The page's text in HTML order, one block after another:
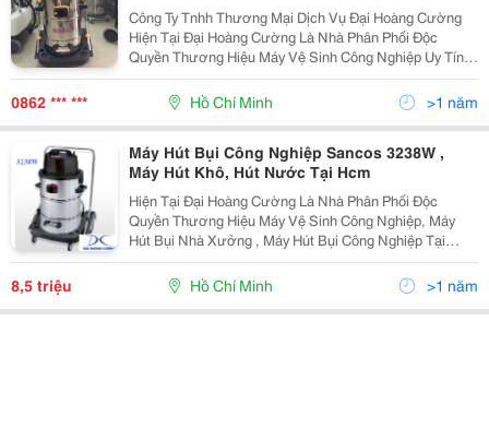
Công Ty Tnhh Thương Mại Dịch Vụ Đại Hoàng Cường
Hiện Tại Đại Hoàng Cường Là Nhà Phân Phối Độc
Quyền Thương Hiệu Máy Vệ Sinh Công Nghiệp Uy Tín
Và Chất Lượng Hàng Đầu Tại Việt Nam Với Nhiều
Thương Hiệu Nổi Tiếng Như : Densin, Comac,
Fiorentini, Dol
0862 *** *** Hồ Chí Minh >1 năm
Máy Hút Bụi Công Nghiệp Sancos 3238W ,
Máy Hút Khô, Hút Nước Tại Hcm
Hiện Tại Đại Hoàng Cường Là Nhà Phân Phối Độc
Quyền Thương Hiệu Máy Vệ Sinh Công Nghiệp, Máy
Hút Bụi Nhà Xưởng , Máy Hút Bụi Công Nghiệp Tại
Tphcm , Uy Tín Và Chất Lượng Hàng Đầu Tại Việt Nam
Với Nhiều Thương Hiệu Nổi Tiếng Như : Densin,
Comac, Fiore
8,5 triệu Hồ Chí Minh >1 năm